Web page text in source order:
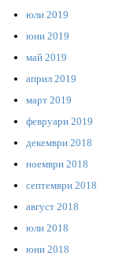
юли 2019
юни 2019
май 2019
април 2019
март 2019
февруари 2019
декември 2018
ноември 2018
септември 2018
август 2018
юли 2018
юни 2018